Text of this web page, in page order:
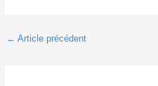
← Article précédent